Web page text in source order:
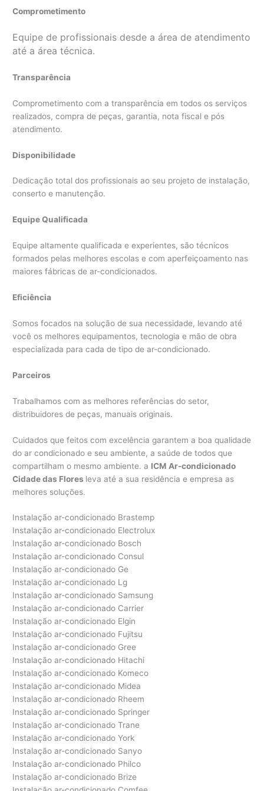
Comprometimento
Equipe de profissionais desde a área de atendimento
até a área técnica.
Transparência
Comprometimento com a transparência em todos os serviços
realizados, compra de peças, garantia, nota fiscal e pós
atendimento.
Disponibilidade
Dedicação total dos profissionais ao seu projeto de instalação,
conserto e manutenção.
Equipe Qualificada
Equipe altamente qualificada e experientes, são técnicos
formados pelas melhores escolas e com aperfeiçoamento nas
maiores fábricas de ar-condicionados.
Eficiência
Somos focados na solução de sua necessidade, levando até
você os melhores equipamentos, tecnologia e mão de obra
especializada para cada de tipo de ar-condicionado.
Parceiros
Trabalhamos com as melhores referências do setor,
distribuidores de peças, manuais originais.
Cuidados que feitos com excelência garantem a boa qualidade
do ar condicionado e seu ambiente, a saúde de todos que
compartilham o mesmo ambiente. a ICM Ar-condicionado
Cidade das Flores leva até a sua residência e empresa as
melhores soluções.
Instalação ar-condicionado Brastemp
Instalação ar-condicionado Electrolux
Instalação ar-condicionado Bosch
Instalação ar-condicionado Consul
Instalação ar-condicionado Ge
Instalação ar-condicionado Lg
Instalação ar-condicionado Samsung
Instalação ar-condicionado Carrier
Instalação ar-condicionado Elgin
Instalação ar-condicionado Fujitsu
Instalação ar-condicionado Gree
Instalação ar-condicionado Hitachi
Instalação ar-condicionado Komeco
Instalação ar-condicionado Midea
Instalação ar-condicionado Rheem
Instalação ar-condicionado Springer
Instalação ar-condicionado Trane
Instalação ar-condicionado York
Instalação ar-condicionado Sanyo
Instalação ar-condicionado Philco
Instalação ar-condicionado Brize